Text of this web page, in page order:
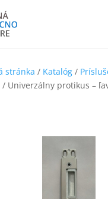
stránka / Katalóg/
/ Univerzálny protikus –